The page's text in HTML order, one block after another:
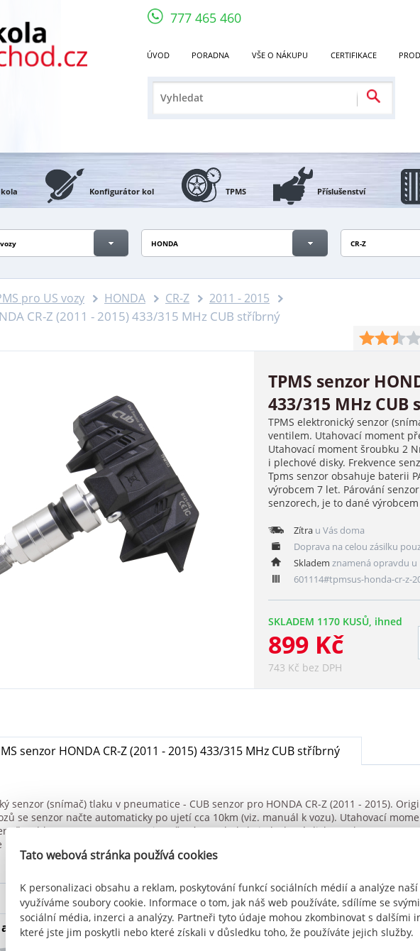
777 465 460
ÚVOD PORADNA VŠE O NÁKUPU CERTIFIKACE
Konfigurátor kol TPMS Příslušenství
HONDA CR-Z
pro US vozy HONDA CR-Z 2011 - 2015
CR-Z (2011 - 2015) 433/315 MHz CUB stříbrný
TPMS senzor
433/315 MHz
TPMS elektronický senzor
ventilem. Utahovací moment
Utahovací moment šroubku 2
i plechové disky. Frekvence
Tpms senzor obsahuje baterii
výrobcem 7 let. Párování
senzorech, je to dané
Zítra u Vás doma
Doprava na celou zásilku
Skladem znamená opravdu u
601114#tpmsus-honda-cr-z-
SKLADEM 1170 KUSŮ, ihned
899 Kč
743 Kč bez DPH
senzor HONDA CR-Z (2011 - 2015) 433/315 MHz CUB stříbrný
senzor (snímač) tlaku v pneumatice - CUB senzor pro HONDA CR-Z (2011 - 2015).
se senzor načte automaticky po ujetí cca 10km (viz. manuál k vozu). Utahovací
šroubku 2 Nm. TPMS senzor je určený pro alu kola i plechové disky. Frekvence
PANASONIC.
a hodnoceníTPMS senzor HONDA CR-Z (2011 - 2015) 433/315 MHz CUB
Tato webová stránka používá cookies
K personalizaci obsahu a reklam, poskytování funkcí sociálních médií a analýze
využíváme soubory cookie. Informace o tom, jak náš web používáte, sdílíme se
sociální média, inzerci a analýzy. Partneři tyto údaje mohou zkombinovat s dalšími
které jste jim poskytli nebo které získali v důsledku toho, že používáte jejich služby.